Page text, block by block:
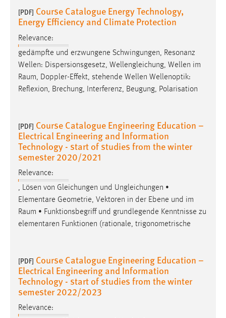
[PDF] Course Catalogue Energy Technology,
Energy Efficiency and Climate Protection
Relevance:
gedämpfte und erzwungene Schwingungen, Resonanz
Wellen: Dispersionsgesetz, Wellengleichung, Wellen im
Raum, Doppler-Effekt, stehende Wellen Wellenoptik:
Reflexion, Brechung, Interferenz, Beugung, Polarisation
[PDF] Course Catalogue Engineering Education –
Electrical Engineering and Information
Technology - start of studies from the winter
semester 2020/2021
Relevance:
, Lösen von Gleichungen und Ungleichungen •
Elementare Geometrie, Vektoren in der Ebene und im
Raum • Funktionsbegriff und grundlegende Kenntnisse zu
elementaren Funktionen (rationale, trigonometrische
[PDF] Course Catalogue Engineering Education –
Electrical Engineering and Information
Technology - start of studies from the winter
semester 2022/2023
Relevance: